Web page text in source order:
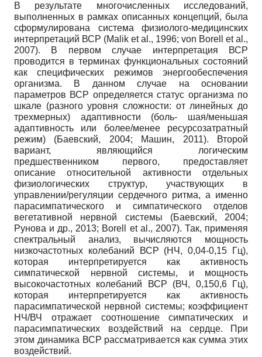
В результате многочисленных исследований,
выполненных в рамках описанных концепций, была
сформулирована система физиолого-медицинских
интерпретаций ВСР (Malik et al., 1996; von Borell et al.,
2007). В первом случае интерпретация ВСР
проводится в терминах функциональных состояний
как специфических режимов энергообеспечения
организма. В данном случае на основании
параметров ВСР определяется статус организма по
шкале (разного уровня сложности: от линейных до
трехмерных) адаптивности (боль- шая/меньшая
адаптивность или более/менее ресурсозатратный
режим) (Баевский, 2004; Машин, 2011). Второй
вариант, являющийся логическим
предшественником первого, предоставляет
описание относительной активности отдельных
физиологических структур, участвующих в
управлении/регуляции сердечного ритма, а именно
парасимпатического и симпатического отделов
вегетативной нервной системы (Баевский, 2004;
Рунова и др., 2013; Borell et al., 2007). Так, применяя
спектральный анализ, вычисляются мощность
низкочастотных колебаний ВСР (НЧ, 0,04-0,15 Гц),
которая интерпретируется как активность
симпатической нервной системы, и мощность
высокочастотных колебаний ВСР (ВЧ, 0,15­0,6 Гц),
которая интерпретируется как активность
парасимпатической нервной системы; коэффициент
НЧ/ВЧ отражает соотношение симпатических и
парасимпатических воздействий на сердце. При
этом динамика ВСР рассматривается как сумма этих
воздействий.